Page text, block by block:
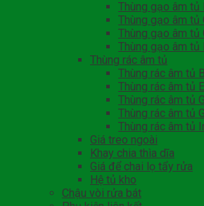
Thùng gạo âm tủ
Thùng gạo âm tủ
Thùng gạo âm tủ
Thùng gạo âm tủ
Thùng rác âm tủ
Thùng rác âm tủ
Thùng rác âm tủ
Thùng rác âm tủ
Thùng rác âm tủ
Thùng rác âm tủ
Giá treo ngoài
Khay chia thìa dĩa
Giá để chai lọ tẩy rửa
Hệ tủ kho
Chậu vòi rửa bát